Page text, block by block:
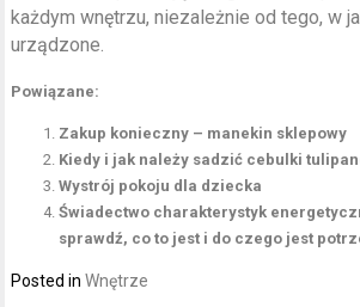
każdym wnętrzu, niezależnie od tego, w
urządzone.
Powiązane:
Zakup konieczny – manekin sklepowy
Kiedy i jak należy sadzić cebulki
Wystrój pokoju dla dziecka
Świadectwo charakterystyk
sprawdź, co to jest i do czego jest
Posted inWnętrze